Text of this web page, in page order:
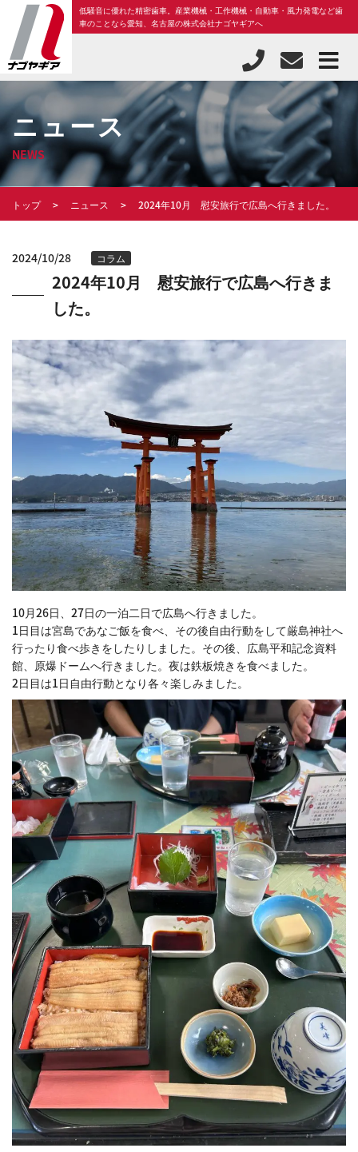
低騒音に優れた精密歯車。産業機械・工作機械・自動車・風力発電など歯
車のことなら愛知、名古屋の株式会社ナゴヤギアへ
ニュース
NEWS
トップ ニュース 2024年10月 慰安旅行で広島へ行きました。
2024/10/28 コラム
2024年10月 慰安旅行で広島へ行きま
した。
10月26日、27日の一泊二日で広島へ行きました。
1日目は宮島であなご飯を食べ、その後自由行動をして厳島神社へ
行ったり食べ歩きをしたりしました。その後、広島平和記念資料
館、原爆ドームへ行きました。夜は鉄板焼きを食べました。
2日目は1日自由行動となり各々楽しみました。